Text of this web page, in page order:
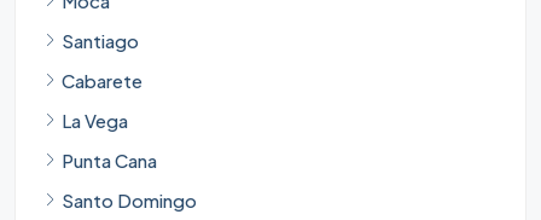
Santiago
Cabarete
La Vega
Punta Cana
Santo Domingo